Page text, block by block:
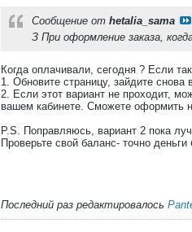
Сообщение от hetalia_sama
З При оформление заказа,
Когда оплачивали, сегодня ? Если
1. Обновите страницу, зайдите
2. Если этот вариант не проходит,
вашем кабинете. Сможете оформить
P.S. Поправляюсь, вариант 2 пока
Проверьте свой баланс- точно
Последний раз редактировалось